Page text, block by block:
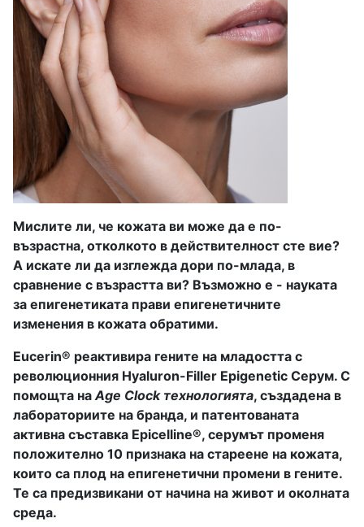
Мислите ли, че кожата ви може да е по-
възрастна, отколкото в действителност сте вие?
А искате ли да изглежда дори по-млада, в
сравнение с възрастта ви? Възможно е - науката
за епигенетиката прави епигенетичните
изменения в кожата обратими.
Eucerin® реактивира гените на младостта с
революционния Hyaluron-Filler Epigenetic Серум. С
помощта наAge Clock технологията, създадена в
лабораториите на бранда, и патентованата
активна съставка Epicelline®, серумът променя
положително 10 признака на стареене на кожата,
които са плод на епигенетични промени в гените.
Те са предизвикани от начина на живот и околната
среда.